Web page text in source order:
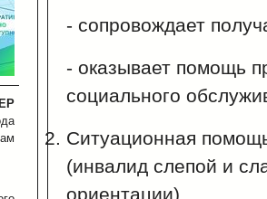
- сопровождает
- оказывает помощь
социального
Ситуационная
(инвалид слепой и
ориентации)